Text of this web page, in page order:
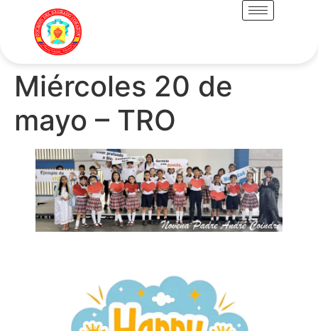
Miércoles 20 de
mayo – TRO